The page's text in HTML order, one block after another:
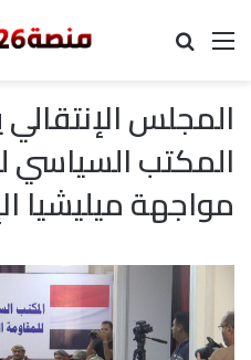
القائمة
المجلس
المكتب
مواجهة ميليشيا